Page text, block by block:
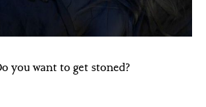
you want to get stoned?